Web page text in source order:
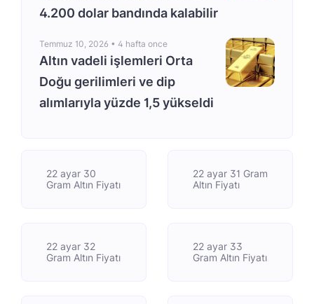
4.200 dolar bandında kalabilir
Temmuz 10, 2026 • 4 hafta once
Altın vadeli işlemleri Orta
Doğu gerilimleri ve dip
alımlarıyla yüzde 1,5 yükseldi
22 ayar 30
Gram Altın Fiyatı
22 ayar 31 Gram
Altın Fiyatı
22 ayar 32
Gram Altın Fiyatı
22 ayar 33
Gram Altın Fiyatı